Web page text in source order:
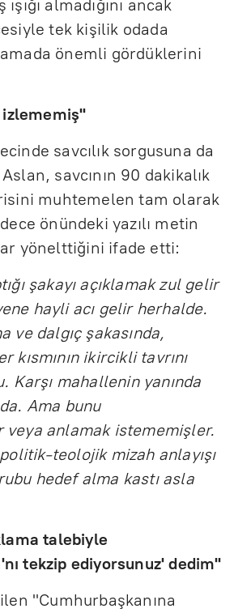
almadığını ancak
tek kişilik odada
önemli gördüklerini
izlememiş"
savcılık sorgusuna da
savcının 90 dakikalık
muhtemelen tam olarak
önündeki yazılı metin
yönelttiğini ifade etti:
şakayı açıklamak zul gelir
hayli acı gelir herhalde.
ve dalgıç şakasında,
kısmının ikircikli tavrını
Karşı mahallenin yanında
Ama bunu
veya anlamak istememişler.
teolojik mizah anlayışı
hedef alma kastı asla
talebiyle
tekzip ediyorsunuz' dedim"
"Cumhurbaşkanına